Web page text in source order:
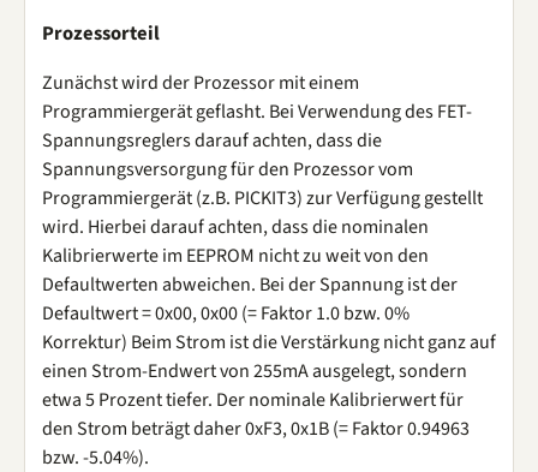
Prozessorteil
Zunächst wird der Prozessor mit einem
Programmiergerät geflasht. Bei Verwendung des FET-
Spannungsreglers darauf achten, dass die
Spannungsversorgung für den Prozessor vom
Programmiergerät (z.B. PICKIT3) zur Verfügung gestellt
wird. Hierbei darauf achten, dass die nominalen
Kalibrierwerte im EEPROM nicht zu weit von den
Defaultwerten abweichen. Bei der Spannung ist der
Defaultwert = 0x00, 0x00 (= Faktor 1.0 bzw. 0%
Korrektur) Beim Strom ist die Verstärkung nicht ganz auf
einen Strom-Endwert von 255mA ausgelegt, sondern
etwa 5 Prozent tiefer. Der nominale Kalibrierwert für
den Strom beträgt daher 0xF3, 0x1B (= Faktor 0.94963
bzw. -5.04%).